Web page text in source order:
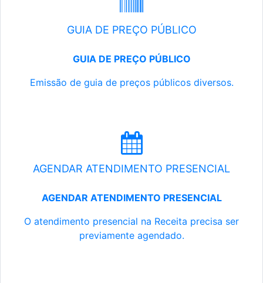
GUIA DE PREÇO PÚBLICO
GUIA DE PREÇO PÚBLICO
Emissão de guia de preços públicos diversos.
AGENDAR ATENDIMENTO PRESENCIAL
AGENDAR ATENDIMENTO PRESENCIAL
O atendimento presencial na Receita precisa ser
previamente agendado.